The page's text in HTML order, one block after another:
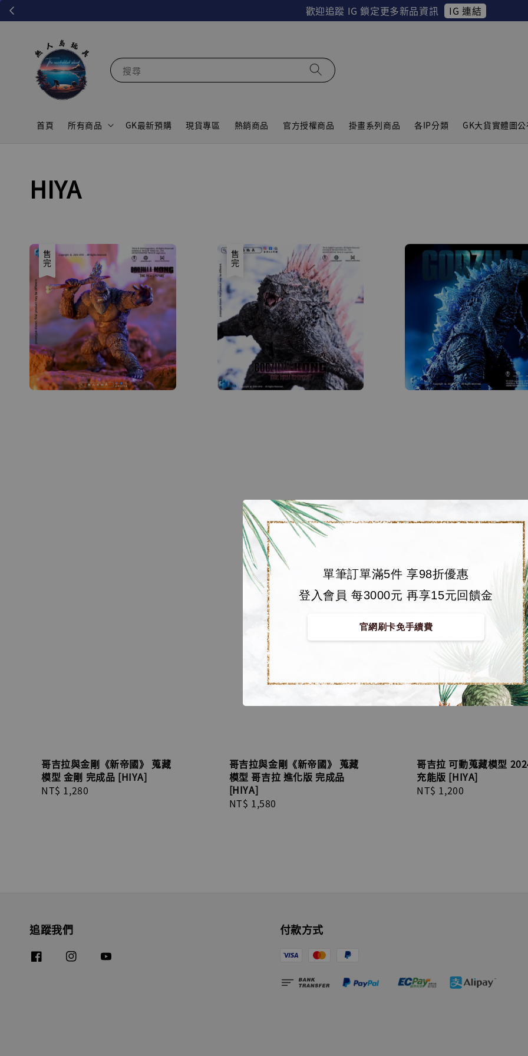
歡迎追蹤 IG 鎖定更多新品資訊 IG 連結
單筆訂單滿5件 享98折優惠
登入會員 每3000元 再享15元回饋金
官網刷卡免手續費
搜尋
首頁 所有商品 GK最新預購 現貨專區 熱銷商品 官方授權商品 掛畫系列商品 各IP分類 GK大貨實體圖
HIYA
售完
哥吉拉與金剛《新帝國》 蒐藏
模型 金剛 完成品 [HIYA]
Regular
NT$ 1,280
售完
哥吉拉與金剛《新帝國》 蒐藏
模型 哥吉拉 進化版 完成品
[HIYA]
Regular
NT$ 1,580
哥吉拉 可動蒐藏模型
充能版 [HIYA]
Regular
NT$ 1,200
追蹤我們 付款方式